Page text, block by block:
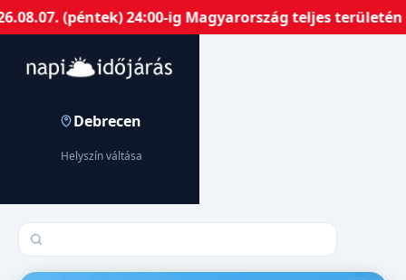
24:00-ig Magyarország teljes területén
Debrecen
Helyszín váltása
Település keresése